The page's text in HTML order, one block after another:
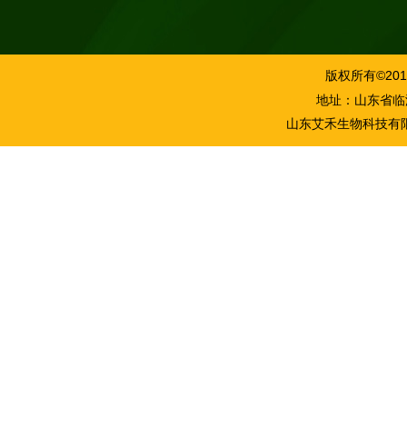
版权所有
地址：山东省
山东艾禾生物科技有